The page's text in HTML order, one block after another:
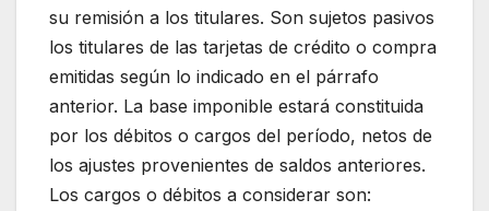
su remisión a los titulares. Son sujetos pasivos
los titulares de las tarjetas de crédito o compra
emitidas según lo indicado en el párrafo
anterior. La base imponible estará constituida
por los débitos o cargos del período, netos de
los ajustes provenientes de saldos anteriores.
Los cargos o débitos a considerar son: